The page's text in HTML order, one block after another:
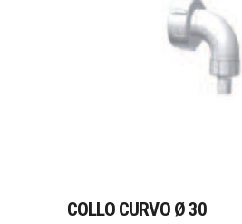
Aggiungi Al Carrello
COLLO CURVO Ø 30